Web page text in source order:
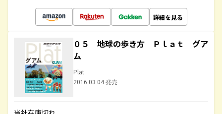
詳細を見る
０５ 地球の歩き方 Ｐｌａｔ グア
ム
Plat
2016.03.04 発売